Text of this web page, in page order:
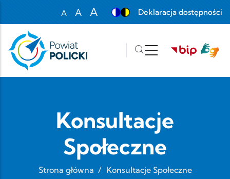
A
Set font size to 100%
A
A
Deklaracja dostępności
Konsultacje
Społeczne
Strona główna / Konsultacje Społeczne